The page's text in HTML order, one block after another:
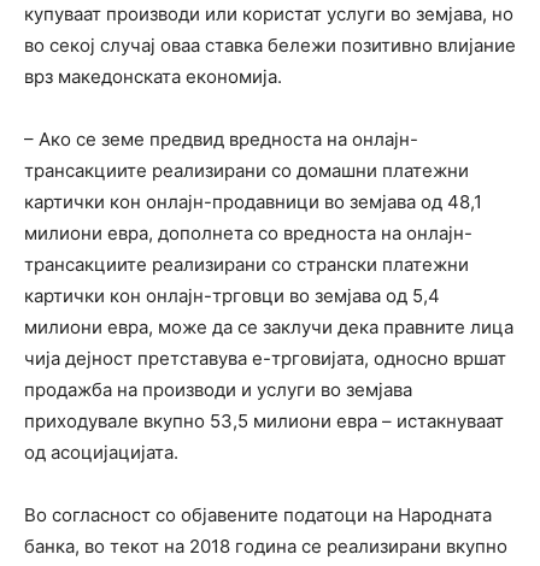
купуваат производи или користат услуги во земјава, но
во секој случај оваа ставка бележи позитивно влијание
врз македонската економија.
– Ако се земе предвид вредноста на онлајн-
трансакциите реализирани со домашни платежни
картички кон онлајн-продавници во земјава од 48,1
милиони евра, дополнета со вредноста на онлајн-
трансакциите реализирани со странски платежни
картички кон онлајн-трговци во земјава од 5,4
милиони евра, може да се заклучи дека правните лица
чија дејност претставува е-трговијата, односно вршат
продажба на производи и услуги во земјава
приходувале вкупно 53,5 милиони евра – истакнуваат
од асоцијацијата.
Во согласност со објавените податоци на Народната
банка, во текот на 2018 година се реализирани вкупно